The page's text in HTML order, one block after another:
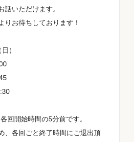
ュエーション
話いただけます。
りお待ちしております！
）
回開始時間の5分前です。
、各回ごと終了時間にご退出頂